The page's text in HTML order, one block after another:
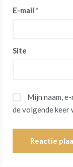
E-mail *
Site
Mijn naam,
de volgende keer